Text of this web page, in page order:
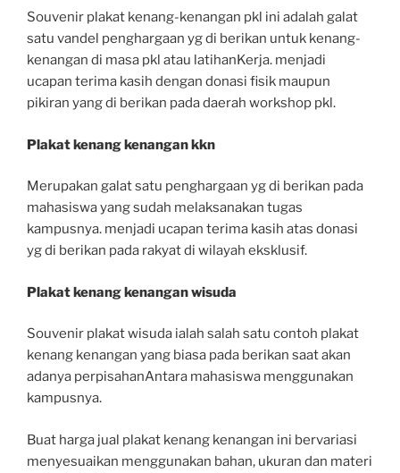
Souvenir plakat kenang-kenangan pkl ini adalah galat
satu vandel penghargaan yg di berikan untuk kenang-
kenangan di masa pkl atau latihanKerja. menjadi
ucapan terima kasih dengan donasi fisik maupun
pikiran yang di berikan pada daerah workshop pkl.
Plakat kenang kenangan kkn
Merupakan galat satu penghargaan yg di berikan pada
mahasiswa yang sudah melaksanakan tugas
kampusnya. menjadi ucapan terima kasih atas donasi
yg di berikan pada rakyat di wilayah eksklusif.
Plakat kenang kenangan wisuda
Souvenir plakat wisuda ialah salah satu contoh plakat
kenang kenangan yang biasa pada berikan saat akan
adanya perpisahanAntara mahasiswa menggunakan
kampusnya.
Buat harga jual plakat kenang kenangan ini bervariasi
menyesuaikan menggunakan bahan, ukuran dan materi